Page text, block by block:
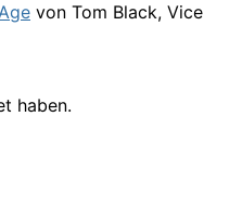
von Tom Black, Vice
haben.